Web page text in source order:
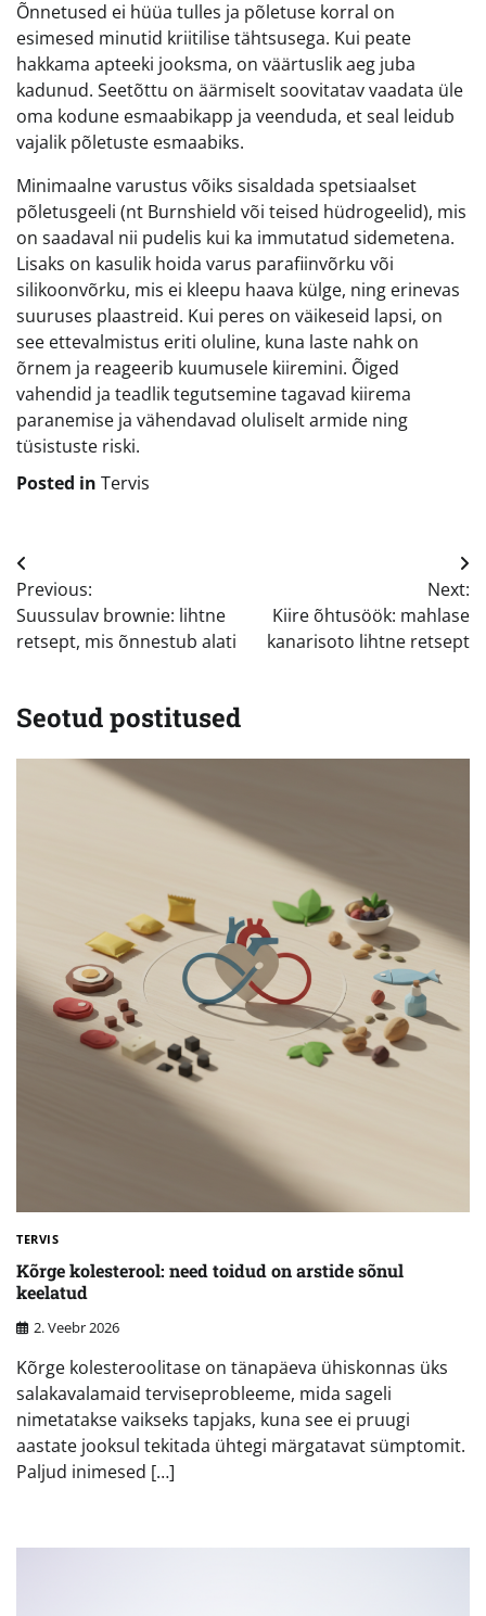
Õnnetused ei hüüa tulles ja põletuse korral on
esimesed minutid kriitilise tähtsusega. Kui peate
hakkama apteeki jooksma, on väärtuslik aeg juba
kadunud. Seetõttu on äärmiselt soovitatav vaadata üle
oma kodune esmaabikapp ja veenduda, et seal leidub
vajalik põletuste esmaabiks.
Minimaalne varustus võiks sisaldada spetsiaalset
põletusgeeli (nt Burnshield või teised hüdrogeelid), mis
on saadaval nii pudelis kui ka immutatud sidemetena.
Lisaks on kasulik hoida varus parafiinvõrku või
silikoonvõrku, mis ei kleepu haava külge, ning erinevas
suuruses plaastreid. Kui peres on väikeseid lapsi, on
see ettevalmistus eriti oluline, kuna laste nahk on
õrnem ja reageerib kuumusele kiiremini. Õiged
vahendid ja teadlik tegutsemine tagavad kiirema
paranemise ja vähendavad oluliselt armide ning
tüsistuste riski.
Posted in Tervis
Navigeerimine
Previous:
Suussulav brownie: lihtne
retsept, mis õnnestub alati
Next:
Kiire õhtusöök: mahlase
kanarisoto lihtne retsept
Seotud postitused
TERVIS
Kõrge kolesterool: need toidud on arstide sõnul
keelatud
2. Veebr 2026
Kõrge kolesteroolitase on tänapäeva ühiskonnas üks
salakavalamaid terviseprobleeme, mida sageli
nimetatakse vaikseks tapjaks, kuna see ei pruugi
aastate jooksul tekitada ühtegi märgatavat sümptomit.
Paljud inimesed […]